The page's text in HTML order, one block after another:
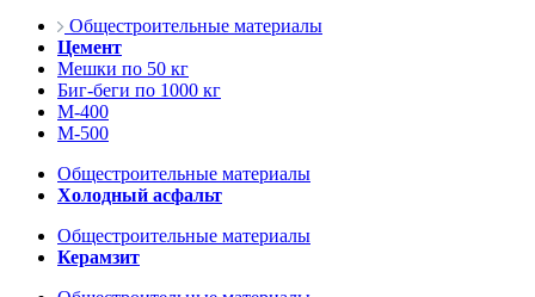
Общестроительные материалы
Цемент
Мешки по 50 кг
Биг-беги по 1000 кг
М-400
М-500
Общестроительные материалы
Холодный асфальт
Общестроительные материалы
Керамзит